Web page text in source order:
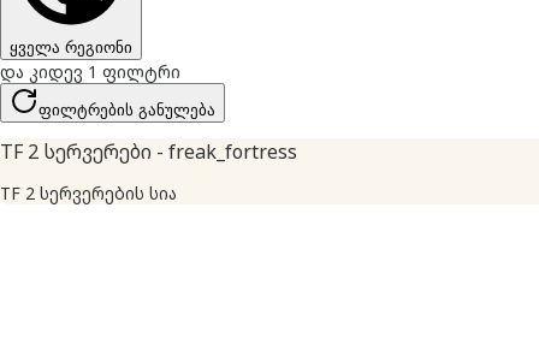
ყველა რეგიონი
და კიდევ 1 ფილტრი
ფილტრების განულება
TF 2 სერვერები - freak_fortress
TF 2 სერვერების სია